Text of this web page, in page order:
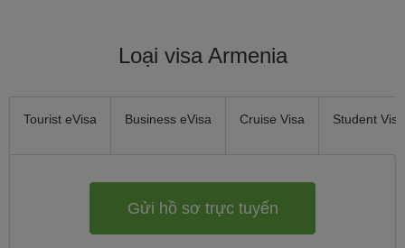
Loại visa Armenia
Tourist eVisa Business eVisa Cruise Visa Student Visa
Gửi hồ sơ trực tuyến